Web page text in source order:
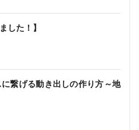
した！】
に繋げる動き出しの作り方～地